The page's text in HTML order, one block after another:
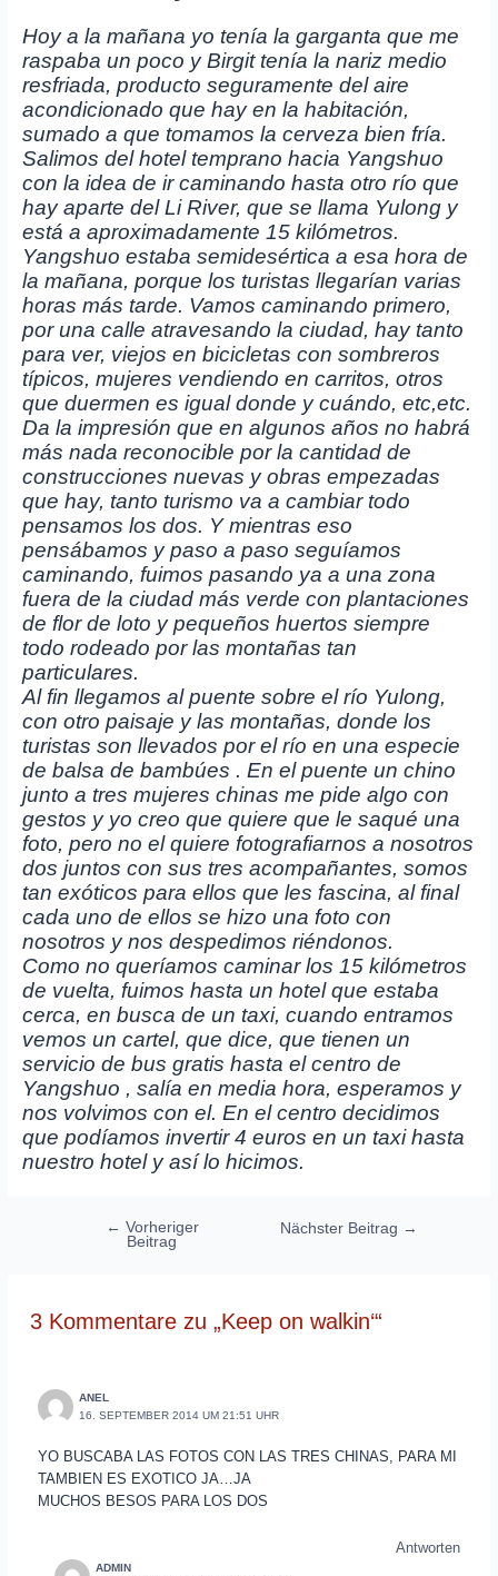
Hoy a la mañana yo tenía la garganta que me
raspaba un poco y Birgit tenía la nariz medio
resfriada, producto seguramente del aire
acondicionado que hay en la habitación,
sumado a que tomamos la cerveza bien fría.
Salimos del hotel temprano hacia Yangshuo
con la idea de ir caminando hasta otro río que
hay aparte del Li River, que se llama Yulong y
está a aproximadamente 15 kilómetros.
Yangshuo estaba semidesértica a esa hora de
la mañana, porque los turistas llegarían varias
horas más tarde. Vamos caminando primero,
por una calle atravesando la ciudad, hay tanto
para ver, viejos en bicicletas con sombreros
típicos, mujeres vendiendo en carritos, otros
que duermen es igual donde y cuándo, etc,etc.
Da la impresión que en algunos años no habrá
más nada reconocible por la cantidad de
construcciones nuevas y obras empezadas
que hay, tanto turismo va a cambiar todo
pensamos los dos. Y mientras eso
pensábamos y paso a paso seguíamos
caminando, fuimos pasando ya a una zona
fuera de la ciudad más verde con plantaciones
de flor de loto y pequeños huertos siempre
todo rodeado por las montañas tan
particulares.
Al fin llegamos al puente sobre el río Yulong,
con otro paisaje y las montañas, donde los
turistas son llevados por el río en una especie
de balsa de bambúes . En el puente un chino
junto a tres mujeres chinas me pide algo con
gestos y yo creo que quiere que le saqué una
foto, pero no el quiere fotografiarnos a nosotros
dos juntos con sus tres acompañantes, somos
tan exóticos para ellos que les fascina, al final
cada uno de ellos se hizo una foto con
nosotros y nos despedimos riéndonos.
Como no queríamos caminar los 15 kilómetros
de vuelta, fuimos hasta un hotel que estaba
cerca, en busca de un taxi, cuando entramos
vemos un cartel, que dice, que tienen un
servicio de bus gratis hasta el centro de
Yangshuo , salía en media hora, esperamos y
nos volvimos con el. En el centro decidimos
que podíamos invertir 4 euros en un taxi hasta
nuestro hotel y así lo hicimos.
Beitragsnavigation
← Vorheriger
Beitrag
Nächster Beitrag →
3 Kommentare zu „Keep on walkin‘“
ANEL
16. SEPTEMBER 2014 UM 21:51 UHR
YO BUSCABA LAS FOTOS CON LAS TRES CHINAS, PARA MI
TAMBIEN ES EXOTICO JA…JA
MUCHOS BESOS PARA LOS DOS
Antworten
ADMIN